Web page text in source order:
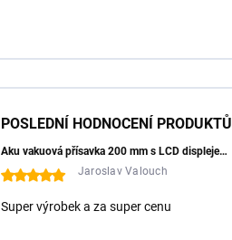
POSLEDNÍ HODNOCENÍ PRODUKTŮ
Aku vakuová přísavka 200 mm s LCD displejem (150 kg) - HÖGERT HT3B355
Jaroslav Valouch
Super výrobek a za super cenu